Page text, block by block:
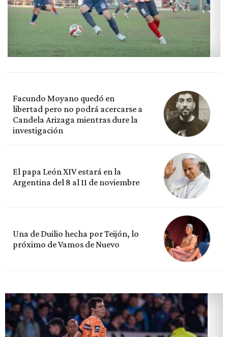
Facundo Moyano quedó en
libertad pero no podrá acercarse a
Candela Arizaga mientras dure la
investigación
El papa León XIV estará en la
Argentina del 8 al 11 de noviembre
Una de Duilio hecha por Teijón, lo
próximo de Vamos de Nuevo